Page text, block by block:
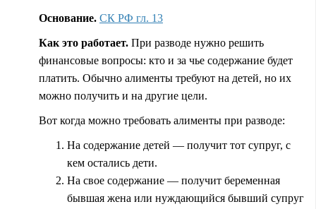
Основание. СК РФ гл. 13
Как это работает. При разводе нужно решить
финансовые вопросы: кто и за чье содержание будет
платить. Обычно алименты требуют на детей, но их
можно получить и на другие цели.
Вот когда можно требовать алименты при разводе:
На содержание детей — получит тот супруг, с
кем остались дети.
На свое содержание — получит беременная
бывшая жена или нуждающийся бывший супруг